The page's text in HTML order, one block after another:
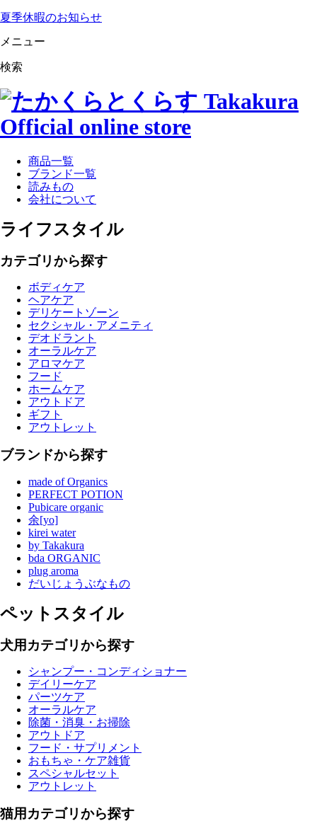
夏季休暇のお知らせ
メニュー
検索
商品一覧
ブランド一覧
読みもの
会社について
ライフスタイル
カテゴリから探す
ボディケア
ヘアケア
デリケートゾーン
セクシャル・アメニティ
デオドラント
オーラルケア
アロマケア
フード
ホームケア
アウトドア
ギフト
アウトレット
ブランドから探す
made of Organics
PERFECT POTION
Pubicare organic
余[yo]
kirei water
by Takakura
bda ORGANIC
plug aroma
だいじょうぶなもの
ペットスタイル
犬用カテゴリから探す
シャンプー・コンディショナー
デイリーケア
パーツケア
オーラルケア
除菌・消臭・お掃除
アウトドア
フード・サプリメント
おもちゃ・ケア雑貨
スペシャルセット
アウトレット
猫用カテゴリから探す